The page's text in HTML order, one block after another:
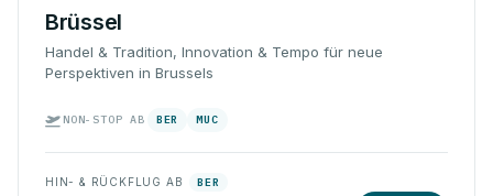
Brüssel
Handel & Tradition, Innovation & Tempo für neue
Perspektiven in Brussels
NON-STOP AB BER MUC
HIN- & RÜCKFLUG AB BER